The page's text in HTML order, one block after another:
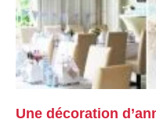
Une décoration